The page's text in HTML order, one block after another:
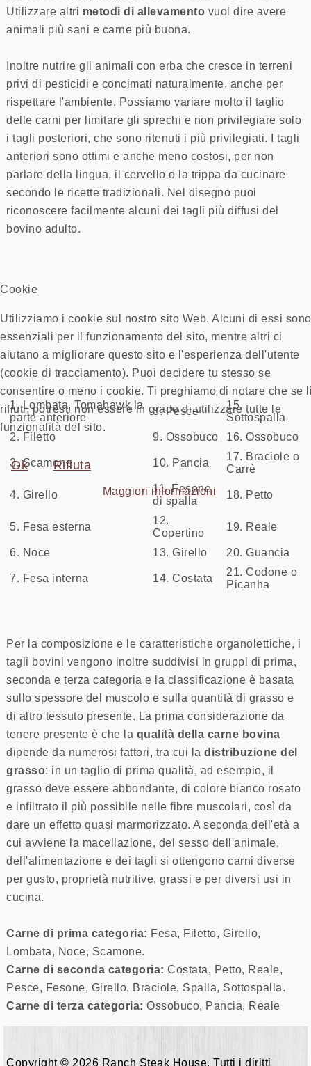
Utilizzare altri metodi di allevamento vuol dire avere
animali più sani e carne più buona.
Inoltre nutrire gli animali con erba che cresce in terreni
privi di pesticidi e concimati naturalmente, anche per
rispettare l'ambiente. Possiamo variare molto il taglio
delle carni per limitare gli sprechi e non privilegiare solo
i tagli posteriori, che sono ritenuti i più privilegiati. I tagli
anteriori sono ottimi e anche meno costosi, per non
parlare della lingua, il cervello o la trippa da cucinare
secondo le ricette tradizionali. Nel disegno puoi
riconoscere facilmente alcuni dei tagli più diffusi del
bovino adulto.
1. Lombata, Tomahawk la
parte anteriore
8. Pesce
15.
Sottospalla
2. Filetto
9. Ossobuco 16. Ossobuco
3. Scamone 10. Pancia
17. Braciole o
Carrè
4. Girello
11. Fesone
di spalla
18. Petto
5. Fesa esterna
12.
Copertino
19. Reale
6. Noce 13. Girello 20. Guancia
7. Fesa interna 14. Costata
21. Codone o
Picanha
Per la composizione e le caratteristiche organolettiche, i
tagli bovini vengono inoltre suddivisi in gruppi di prima,
seconda e terza categoria e la classificazione è basata
sullo spessore del muscolo e sulla quantità di grasso e
di altro tessuto presente. La prima considerazione da
tenere presente è che la qualità della carne bovina
dipende da numerosi fattori, tra cui ladistribuzione del
grasso: in un taglio di prima qualità, ad esempio, il
grasso deve essere abbondante, di colore bianco rosato
e infiltrato il più possibile nelle fibre muscolari, così da
dare un effetto quasi marmorizzato. A seconda dell'età a
cui avviene la macellazione, del sesso dell'animale,
dell'alimentazione e dei tagli si ottengono carni diverse
per gusto, proprietà nutritive, grassi e per diversi usi in
cucina.
Carne di prima categoria: Fesa, Filetto, Girello,
Lombata, Noce, Scamone.
Carne di seconda categoria: Costata, Petto, Reale,
Pesce, Fesone, Girello, Braciole, Spalla, Sottospalla.
Carne di terza categoria: Ossobuco, Pancia, Reale
Copyright © 2026 Ranch Steak House. Tutti i diritti
Cookie
Utilizziamo i cookie sul nostro sito Web. Alcuni di essi sono
essenziali per il funzionamento del sito, mentre altri ci
aiutano a migliorare questo sito e l'esperienza dell'utente
(cookie di tracciamento). Puoi decidere tu stesso se
consentire o meno i cookie. Ti preghiamo di notare che se
rifiuti, potresti non essere in grado di utilizzare tutte le
funzionalità del sito.
Ok Rifiuta
Maggiori informazioni